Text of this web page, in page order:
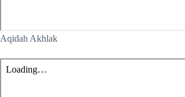
Aqidah Akhlak